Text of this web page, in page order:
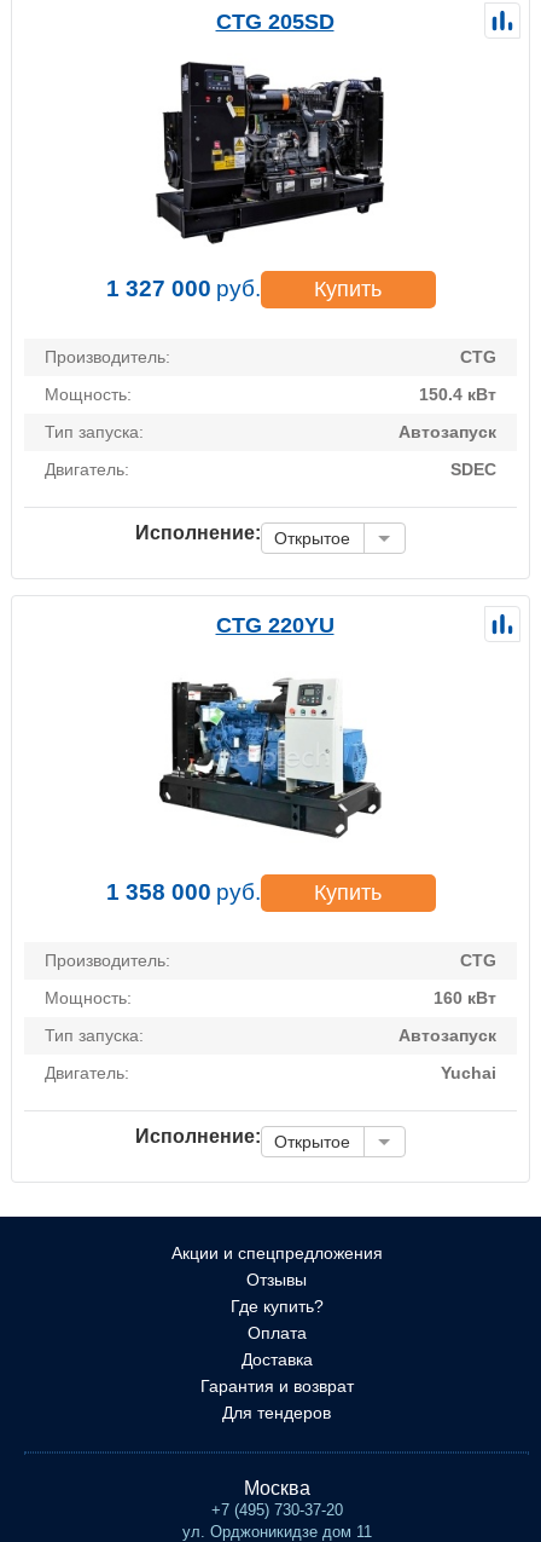
CTG 205SD
1 327 000 руб. Купить
Производитель:
CTG
Мощность:
150.4 кВт
Тип запуска:
Автозапуск
Двигатель:
SDEC
Исполнение: Открытое
CTG 220YU
1 358 000 руб. Купить
Производитель:
CTG
Мощность:
160 кВт
Тип запуска:
Автозапуск
Двигатель:
Yuchai
Исполнение: Открытое
Акции и спецпредложения
Отзывы
Где купить?
Оплата
Доставка
Гарантия и возврат
Для тендеров
Москва
+7 (495) 730-37-20
ул. Орджоникидзе дом 11